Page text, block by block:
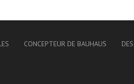
CONCEPTEUR DE BAUHAUS